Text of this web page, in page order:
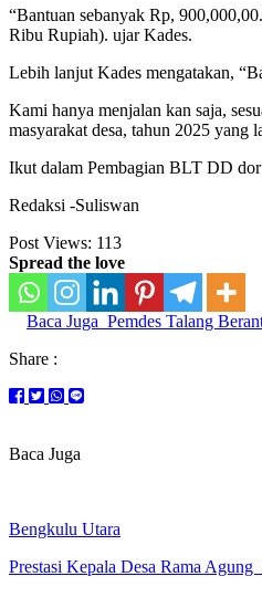
“Bantuan sebanyak Rp,
Ribu Rupiah). ujar Kades.
Lebih lanjut Kades mengatakan,
Kami hanya menjalan kan saja,
masyarakat desa, tahun 2025 yang
Ikut dalam Pembagian BLT DD
Redaksi -Suliswan
Post Views: 113
Spread the love
Baca Juga Pemdes Talang
Share :
Baca Juga
Bengkulu Utara
Prestasi Kepala Desa Rama